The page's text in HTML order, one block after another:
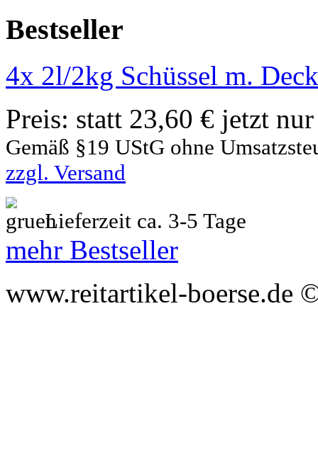
Bestseller
4x 2l/2kg Schüssel m.
Preis: statt 23,60 € jetzt
Gemäß §19 UStG ohne
zzgl. Versand
Lieferzeit ca. 3-5 Tage
mehr Bestseller
www.reitartikel-boerse.de